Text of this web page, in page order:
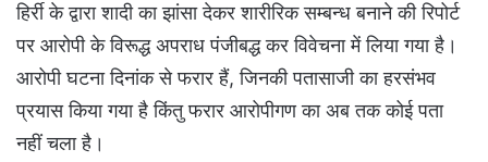
हिर्री के द्वारा शादी का झांसा देकर शारीरिक सम्बन्ध बनाने की रिपोर्ट
पर आरोपी के विरूद्ध अपराध पंजीबद्ध कर विवेचना में लिया गया है।
आरोपी घटना दिनांक से फरार हैं, जिनकी पतासाजी का हरसंभव
प्रयास किया गया है किंतु फरार आरोपीगण का अब तक कोई पता
नहीं चला है।